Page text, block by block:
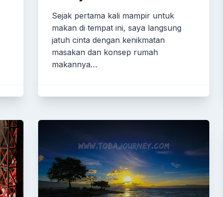
Sejak pertama kali mampir untuk
makan di tempat ini, saya langsung
jatuh cinta dengan kenikmatan
masakan dan konsep rumah
makannya…